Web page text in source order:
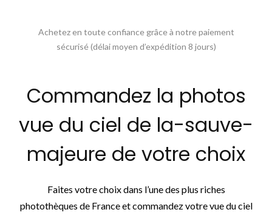
Achetez en toute confiance grâce à notre paiement
sécurisé (délai moyen d’expédition 8 jours)
Commandez la photos
vue du ciel de la-sauve-
majeure de votre choix
Faites votre choix dans l’une des plus riches
photothèques de France et commandez votre vue du ciel